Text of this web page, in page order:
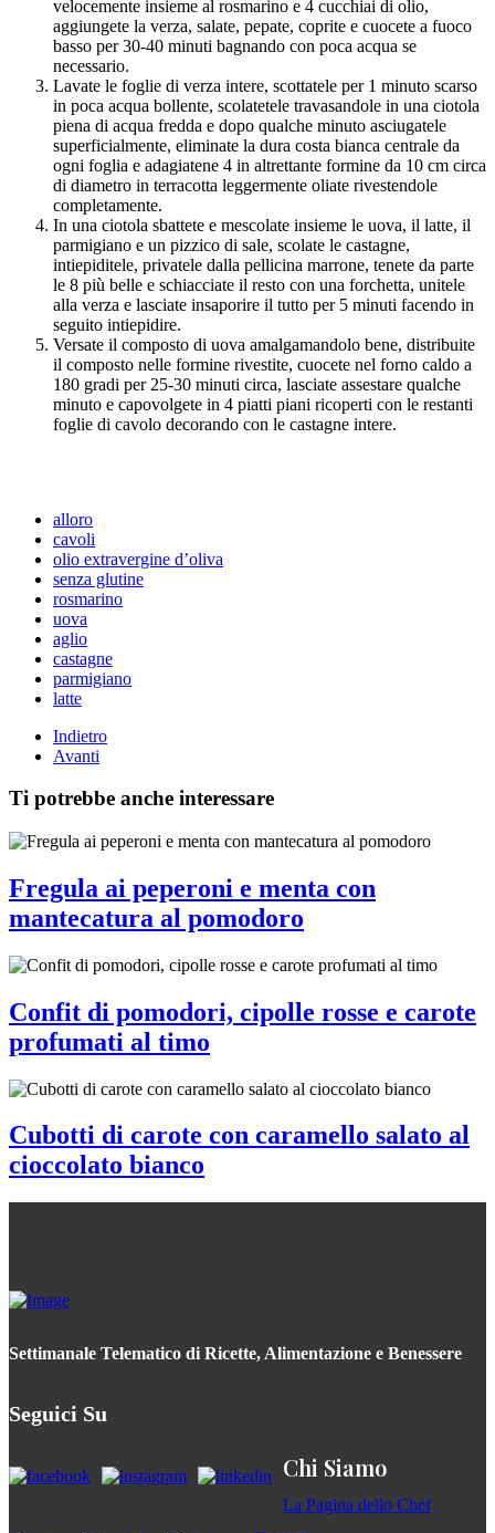
velocemente insieme al rosmarino e 4 cucchiai di olio,
aggiungete la verza, salate, pepate, coprite e cuocete a fuoco
basso per 30-40 minuti bagnando con poca acqua se
necessario.
Lavate le foglie di verza intere, scottatele per 1 minuto scarso
in poca acqua bollente, scolatetele travasandole in una ciotola
piena di acqua fredda e dopo qualche minuto asciugatele
superficialmente, eliminate la dura costa bianca centrale da
ogni foglia e adagiatene 4 in altrettante formine da 10 cm circa
di diametro in terracotta leggermente oliate rivestendole
completamente.
In una ciotola sbattete e mescolate insieme le uova, il latte, il
parmigiano e un pizzico di sale, scolate le castagne,
intiepiditele, privatele dalla pellicina marrone, tenete da parte
le 8 più belle e schiacciate il resto con una forchetta, unitele
alla verza e lasciate insaporire il tutto per 5 minuti facendo in
seguito intiepidire.
Versate il composto di uova amalgamandolo bene, distribuite
il composto nelle formine rivestite, cuocete nel forno caldo a
180 gradi per 25-30 minuti circa, lasciate assestare qualche
minuto e capovolgete in 4 piatti piani ricoperti con le restanti
foglie di cavolo decorando con le castagne intere.
alloro
cavoli
olio extravergine d’oliva
senza glutine
rosmarino
uova
aglio
castagne
parmigiano
latte
Indietro
Avanti
Ti potrebbe anche interessare
Fregula ai peperoni e menta con
mantecatura al pomodoro
Confit di pomodori, cipolle rosse e carote
profumati al timo
Cubotti di carote con caramello salato al
cioccolato bianco
Settimanale Telematico di Ricette, Alimentazione e Benessere
Seguici Su
Chi Siamo
La Pagina dello Chef